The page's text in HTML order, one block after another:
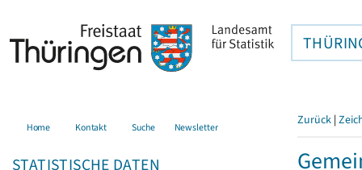
Home Kontakt Suche Newsletter
STATISTISCHE DATEN
Zurück |